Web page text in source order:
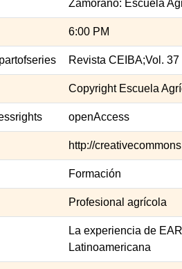
Zamorano: Escuela
6:00 PM
Revista CEIBA;Vol. 37
Copyright Escuela
openAccess
http://
Formación
Profesional agrícola
La experiencia de
Latinoamericana